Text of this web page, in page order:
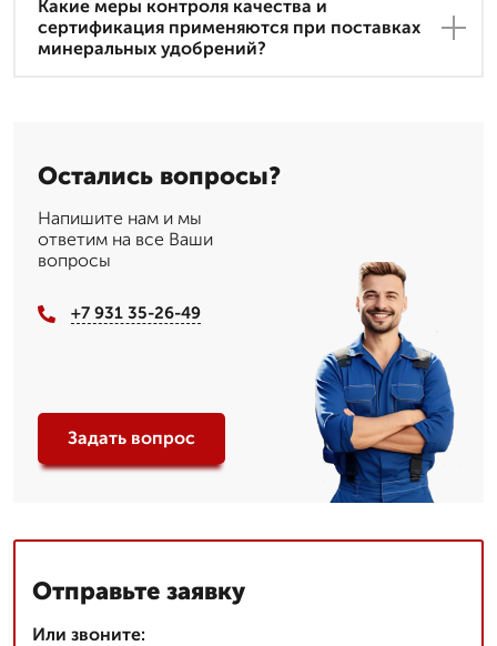
Какие меры контроля качества и
сертификация применяются при поставках
минеральных удобрений?
Остались вопросы?
Напишите нам и мы
ответим на все Ваши
вопросы
+7 931 35-26-49
Задать вопрос
Отправьте заявку
Или звоните: